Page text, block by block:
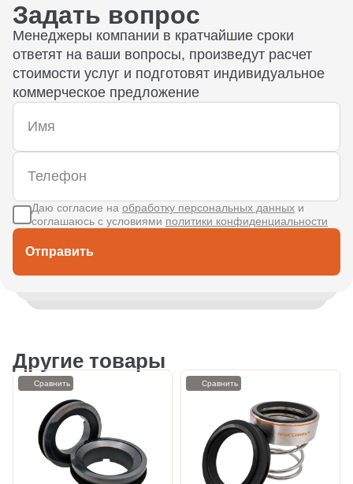
Задать вопрос
Менеджеры компании в кратчайшие сроки
ответят на ваши вопросы, произведут расчет
стоимости услуг и подготовят индивидуальное
коммерческое предложение
Отправить
Даю согласие на обработку персональных данных и
соглашаюсь с условиями политики конфиденциальности
Другие товары
Сравнить Сравнить